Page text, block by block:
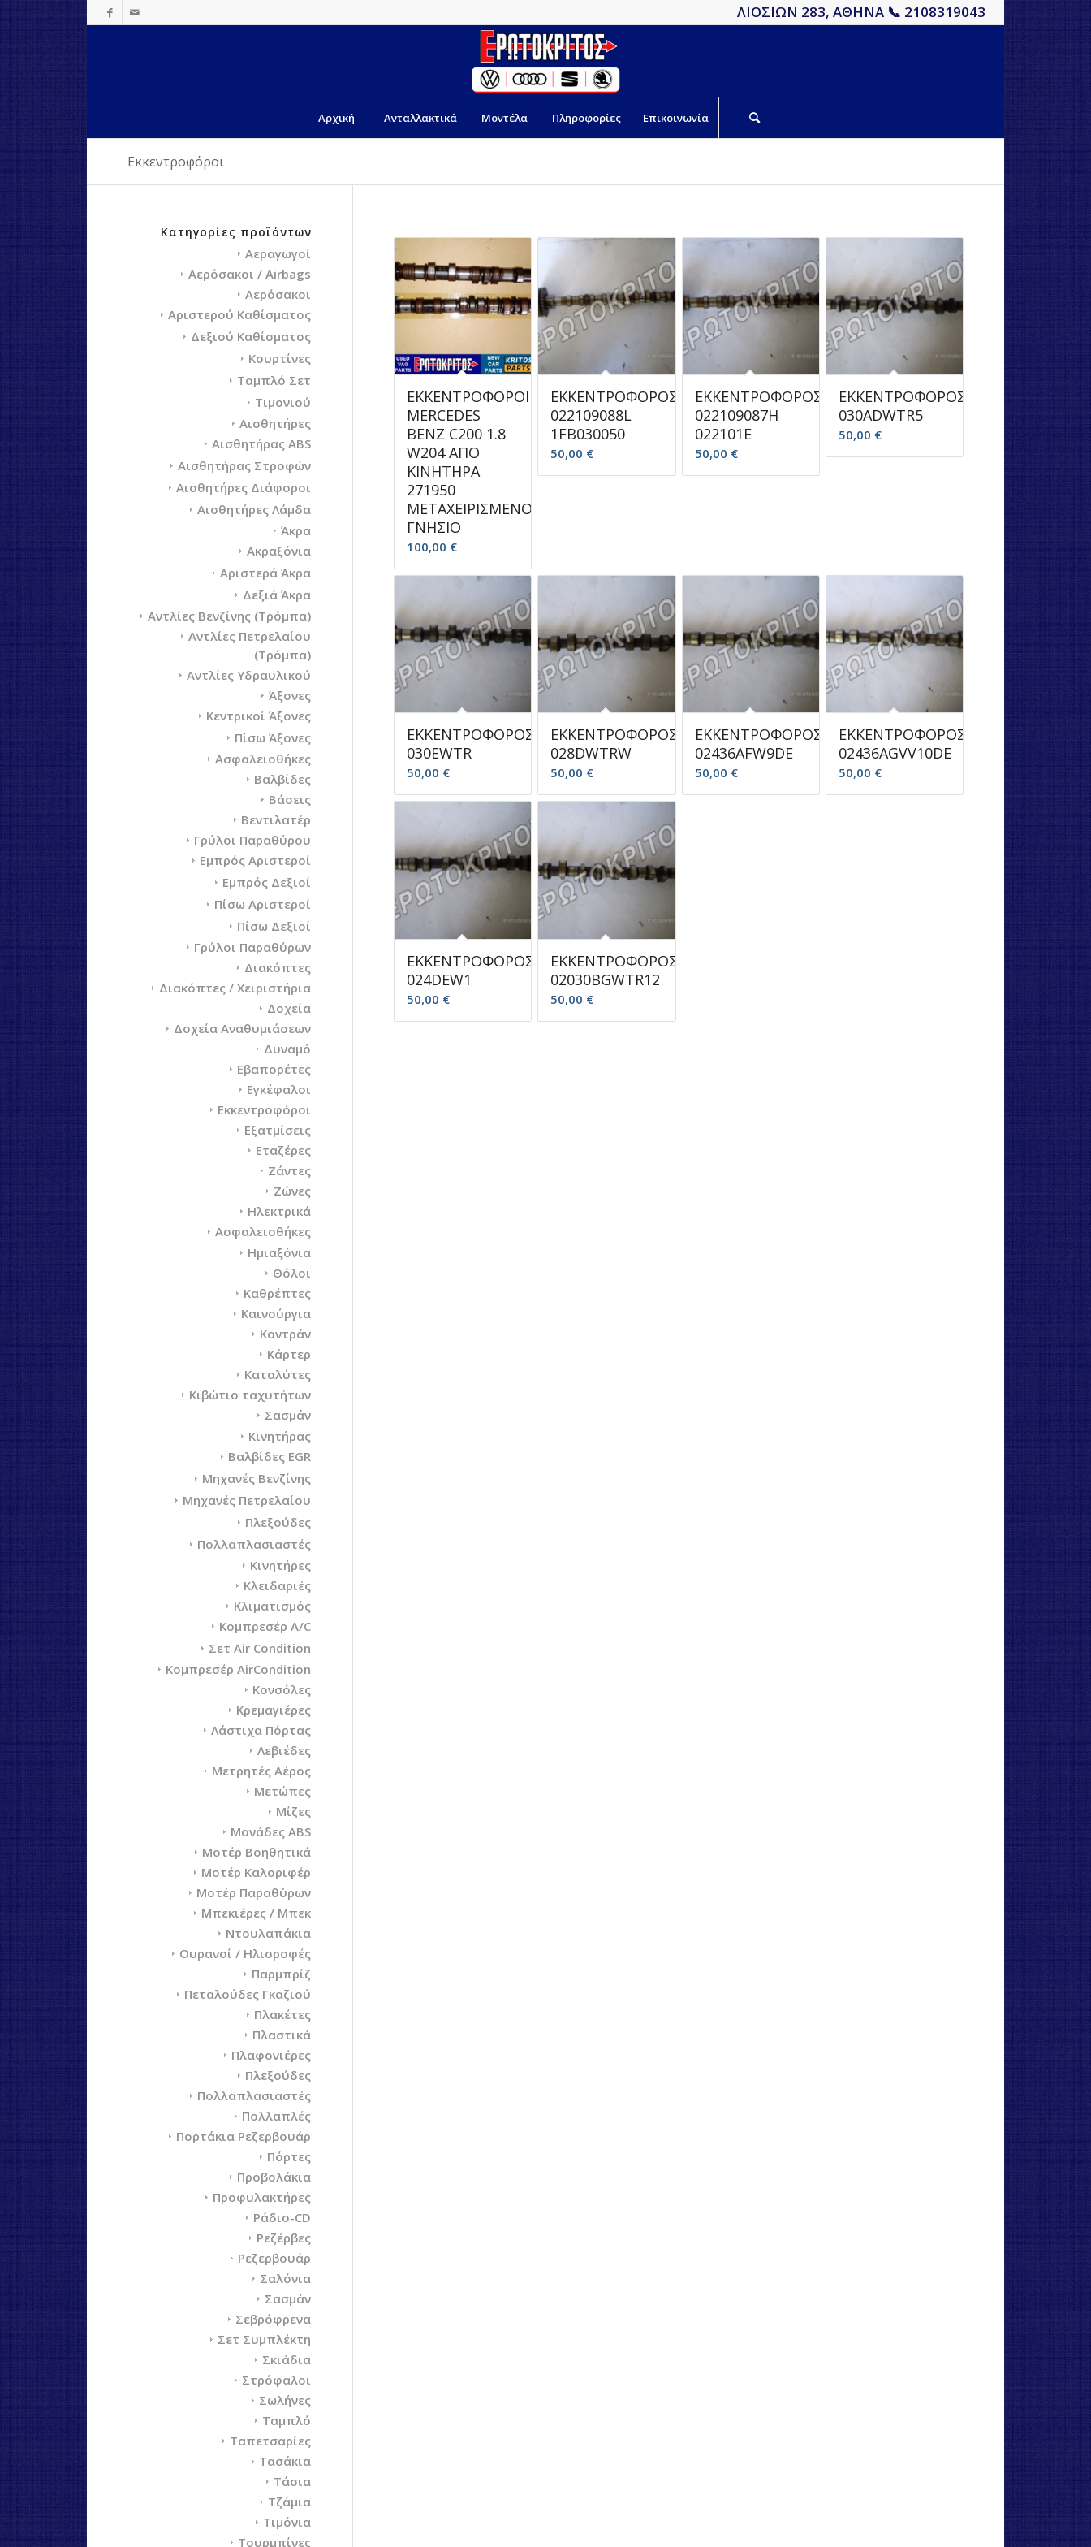
ΛΙΟΣΙΩΝ 283, ΑΘΗΝΑ 📞 2108319043
Αρχική Ανταλλακτικά Μοντέλα Πληροφορίες Επικοινωνία
Εκκεντροφόροι
ΕΚΚΕΝΤΡΟΦΟΡΟΙ
MERCEDES
BENZ C200 1.8
W204 ΑΠΟ
ΚΙΝΗΤΗΡΑ
271950
ΜΕΤΑΧΕΙΡΙΣΜΕΝΟ
ΓΝΗΣΙΟ
100,00 €
ΕΚΚΕΝΤΡΟΦΟΡΟΣ
022109088L
1FB030050
50,00 €
ΕΚΚΕΝΤΡΟΦΟΡΟΣ
022109087H
022101E
50,00 €
ΕΚΚΕΝΤΡΟΦΟΡΟΣ
030ADWTR5
50,00 €
ΕΚΚΕΝΤΡΟΦΟΡΟΣ
030EWTR
50,00 €
ΕΚΚΕΝΤΡΟΦΟΡΟΣ
028DWTRW
50,00 €
ΕΚΚΕΝΤΡΟΦΟΡΟΣ
02436AFW9DE
50,00 €
ΕΚΚΕΝΤΡΟΦΟΡΟΣ
02436AGVV10DE
50,00 €
ΕΚΚΕΝΤΡΟΦΟΡΟΣ
024DEW1
50,00 €
ΕΚΚΕΝΤΡΟΦΟΡΟΣ
02030BGWTR12
50,00 €
Κατηγορίες προϊόντων
Αεραγωγοί
Αερόσακοι / Airbags
Αερόσακοι
Αριστερού Καθίσματος
Δεξιού Καθίσματος
Κουρτίνες
Ταμπλό Σετ
Τιμονιού
Αισθητήρες
Αισθητήρας ABS
Αισθητήρας Στροφών
Αισθητήρες Διάφοροι
Αισθητήρες Λάμδα
Άκρα
Ακραξόνια
Αριστερά Άκρα
Δεξιά Άκρα
Αντλίες Βενζίνης (Τρόμπα)
Αντλίες Πετρελαίου
(Τρόμπα)
Αντλίες Υδραυλικού
Άξονες
Κεντρικοί Άξονες
Πίσω Άξονες
Ασφαλειοθήκες
Βαλβίδες
Βάσεις
Βεντιλατέρ
Γρύλοι Παραθύρου
Εμπρός Αριστεροί
Εμπρός Δεξιοί
Πίσω Αριστεροί
Πίσω Δεξιοί
Γρύλοι Παραθύρων
Διακόπτες
Διακόπτες / Χειριστήρια
Δοχεία
Δοχεία Αναθυμιάσεων
Δυναμό
Εβαπορέτες
Εγκέφαλοι
Εκκεντροφόροι
Εξατμίσεις
Εταζέρες
Ζάντες
Ζώνες
Ηλεκτρικά
Ασφαλειοθήκες
Ημιαξόνια
Θόλοι
Καθρέπτες
Καινούργια
Καντράν
Κάρτερ
Καταλύτες
Κιβώτιο ταχυτήτων
Σασμάν
Κινητήρας
Βαλβίδες EGR
Μηχανές Βενζίνης
Μηχανές Πετρελαίου
Πλεξούδες
Πολλαπλασιαστές
Κινητήρες
Κλειδαριές
Κλιματισμός
Κομπρεσέρ A/C
Σετ Air Condition
Κομπρεσέρ AirCondition
Κονσόλες
Κρεμαγιέρες
Λάστιχα Πόρτας
Λεβιέδες
Μετρητές Αέρος
Μετώπες
Μίζες
Μονάδες ABS
Μοτέρ Βοηθητικά
Μοτέρ Καλοριφέρ
Μοτέρ Παραθύρων
Μπεκιέρες / Μπεκ
Ντουλαπάκια
Ουρανοί / Ηλιοροφές
Παρμπρίζ
Πεταλούδες Γκαζιού
Πλακέτες
Πλαστικά
Πλαφονιέρες
Πλεξούδες
Πολλαπλασιαστές
Πολλαπλές
Πορτάκια Ρεζερβουάρ
Πόρτες
Προβολάκια
Προφυλακτήρες
Ράδιο-CD
Ρεζέρβες
Ρεζερβουάρ
Σαλόνια
Σασμάν
Σεβρόφρενα
Σετ Συμπλέκτη
Σκιάδια
Στρόφαλοι
Σωλήνες
Ταμπλό
Ταπετσαρίες
Τασάκια
Τάσια
Τζάμια
Τιμόνια
Τουρμπίνες